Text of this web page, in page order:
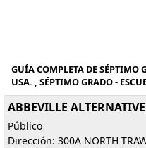
GUÍA COMPLETA DE SÉPTIMO
USA. , SÉPTIMO GRADO -
ABBEVILLE
Público
Dirección: 300A NORTH